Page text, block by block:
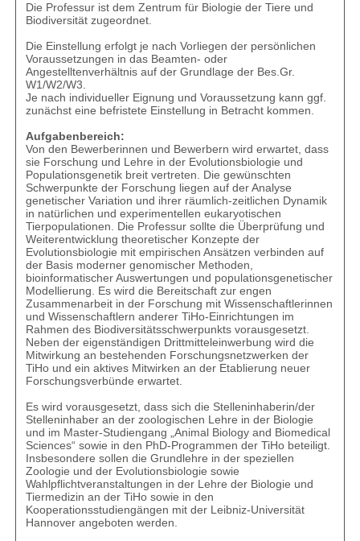
Die Professur ist dem Zentrum für Biologie der Tiere und
Biodiversität zugeordnet.
Die Einstellung erfolgt je nach Vorliegen der persönlichen
Voraussetzungen in das Beamten- oder
Angestelltenverhältnis auf der Grundlage der Bes.Gr.
W1/W2/W3.
Je nach individueller Eignung und Voraussetzung kann ggf.
zunächst eine befristete Einstellung in Betracht kommen.
Aufgabenbereich:
Von den Bewerberinnen und Bewerbern wird erwartet, dass
sie Forschung und Lehre in der Evolutionsbiologie und
Populationsgenetik breit vertreten. Die gewünschten
Schwerpunkte der Forschung liegen auf der Analyse
genetischer Variation und ihrer räumlich-zeitlichen Dynamik
in natürlichen und experimentellen eukaryotischen
Tierpopulationen. Die Professur sollte die Überprüfung und
Weiterentwicklung theoretischer Konzepte der
Evolutionsbiologie mit empirischen Ansätzen verbinden auf
der Basis moderner genomischer Methoden,
bioinformatischer Auswertungen und populationsgenetischer
Modellierung. Es wird die Bereitschaft zur engen
Zusammenarbeit in der Forschung mit Wissenschaftlerinnen
und Wissenschaftlern anderer TiHo-Einrichtungen im
Rahmen des Biodiversitätsschwerpunkts vorausgesetzt.
Neben der eigenständigen Drittmitteleinwerbung wird die
Mitwirkung an bestehenden Forschungsnetzwerken der
TiHo und ein aktives Mitwirken an der Etablierung neuer
Forschungsverbünde erwartet.
Es wird vorausgesetzt, dass sich die Stelleninhaberin/der
Stelleninhaber an der zoologischen Lehre in der Biologie
und im Master-Studiengang „Animal Biology and Biomedical
Sciences“ sowie in den PhD-Programmen der TiHo beteiligt.
Insbesondere sollen die Grundlehre in der speziellen
Zoologie und der Evolutionsbiologie sowie
Wahlpflichtveranstaltungen in der Lehre der Biologie und
Tiermedizin an der TiHo sowie in den
Kooperationsstudiengängen mit der Leibniz-Universität
Hannover angeboten werden.